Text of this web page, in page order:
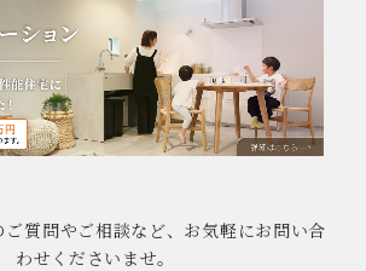
ご質問やご相談など、お気軽にお問い合
わせくださいませ。